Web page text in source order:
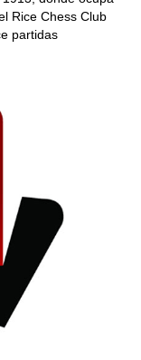
Rice Chess Club
partidas